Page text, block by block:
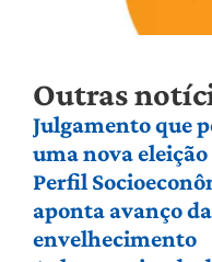
Outras
Julgamento que
uma nova eleição
Perfil
aponta avanço
envelhecimento